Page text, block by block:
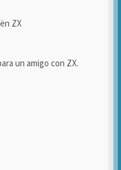
ZX
un amigo con ZX.